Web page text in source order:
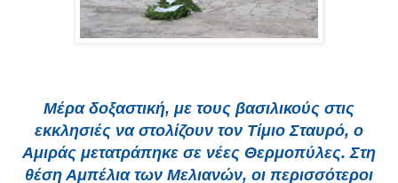
Μέρα δοξαστική, με τους βασιλικούς στις
εκκλησιές να στολίζουν τον Τίμιο Σταυρό, ο
Αμιράς μετατράπηκε σε νέες Θερμοπύλες. Στη
θέση Αμπέλια των Μελιανών, οι περισσότεροι